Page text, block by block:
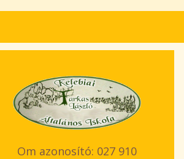
Om azonosító: 027 910